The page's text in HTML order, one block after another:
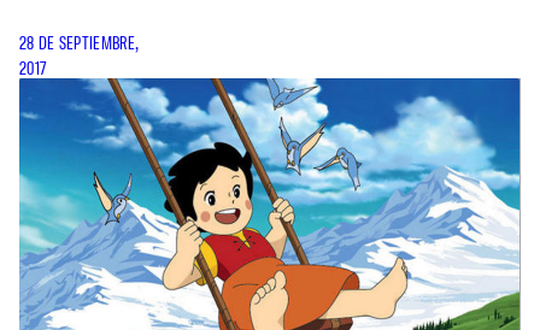
28 DE SEPTIEMBRE,
2017